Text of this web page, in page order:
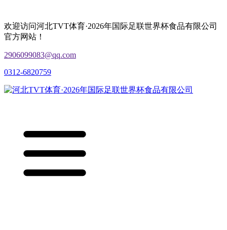
欢迎访问河北TVT体育·2026年国际足联世界杯食品有限公司
官方网站！
2906099083@qq.com
0312-6820759